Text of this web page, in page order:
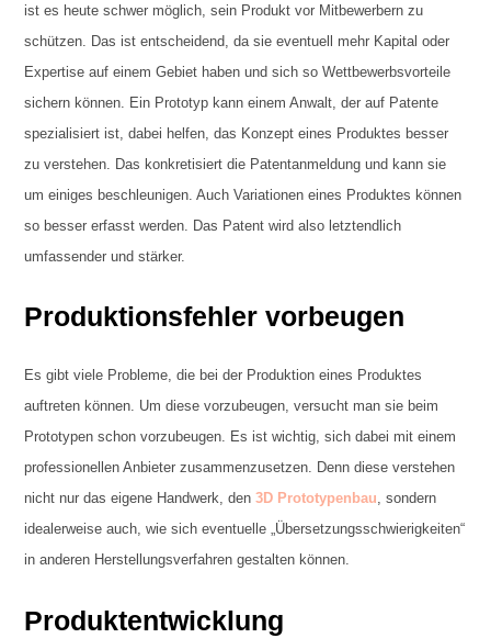
ist es heute schwer möglich, sein Produkt vor Mitbewerbern zu
schützen. Das ist entscheidend, da sie eventuell mehr Kapital oder
Expertise auf einem Gebiet haben und sich so Wettbewerbsvorteile
sichern können. Ein Prototyp kann einem Anwalt, der auf Patente
spezialisiert ist, dabei helfen, das Konzept eines Produktes besser
zu verstehen. Das konkretisiert die Patentanmeldung und kann sie
um einiges beschleunigen. Auch Variationen eines Produktes können
so besser erfasst werden. Das Patent wird also letztendlich
umfassender und stärker.
Produktionsfehler vorbeugen
Es gibt viele Probleme, die bei der Produktion eines Produktes
auftreten können. Um diese vorzubeugen, versucht man sie beim
Prototypen schon vorzubeugen. Es ist wichtig, sich dabei mit einem
professionellen Anbieter zusammenzusetzen. Denn diese verstehen
nicht nur das eigene Handwerk, den 3D Prototypenbau, sondern
idealerweise auch, wie sich eventuelle „Übersetzungsschwierigkeiten“
in anderen Herstellungsverfahren gestalten können.
Produktentwicklung